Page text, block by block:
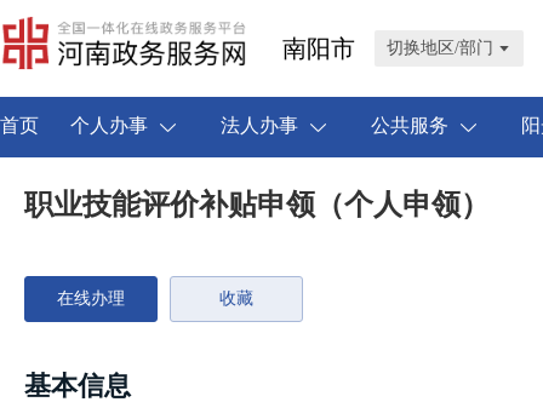
南阳市 切换地区/部门
首页 个人办事 法人办事 公共服务
职业技能评价补贴申领（个人申领）
在线办理 收藏
基本信息